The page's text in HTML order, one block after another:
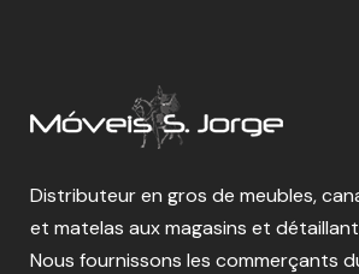
Distributeur en gros de meubles,
et matelas aux magasins et
Nous fournissons les commerçants